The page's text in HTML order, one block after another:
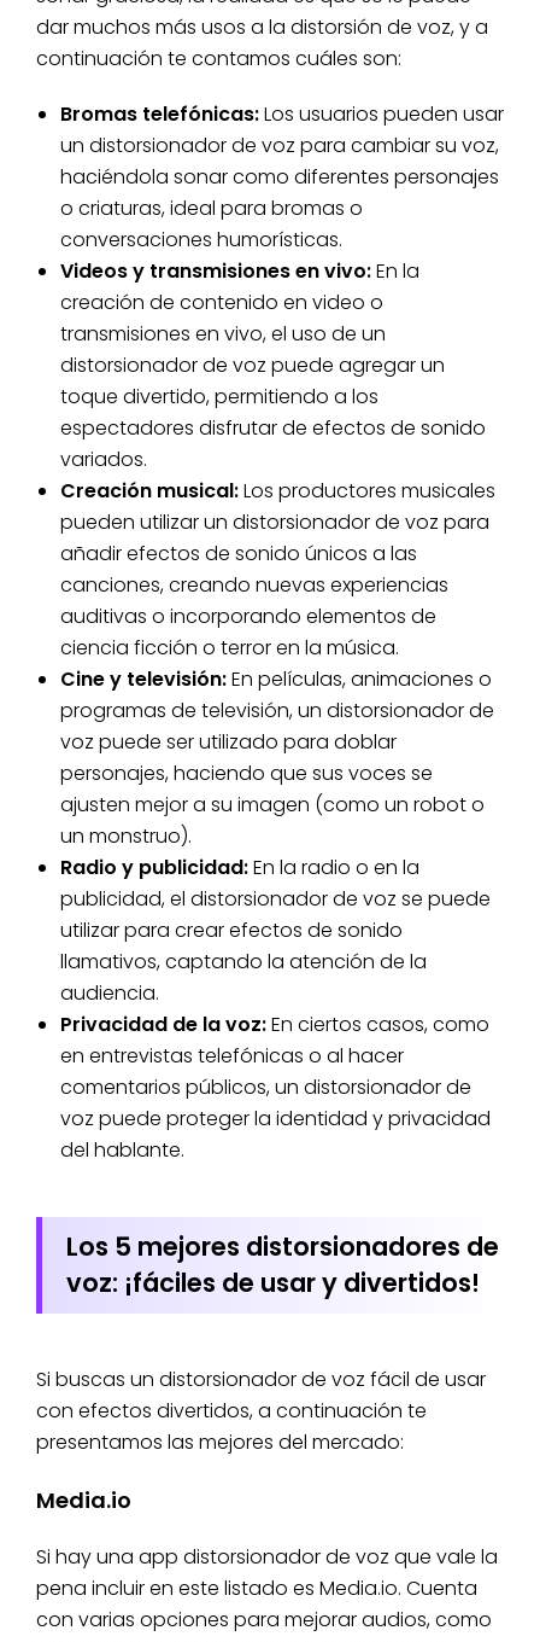
dar muchos más usos a la distorsión de voz, y a
continuación te contamos cuáles son:
Bromas telefónicas:Los usuarios pueden usar
un distorsionador de voz para cambiar su voz,
haciéndola sonar como diferentes personajes
o criaturas, ideal para bromas o
conversaciones humorísticas.
Videos y transmisiones en vivo:En la
creación de contenido en video o
transmisiones en vivo, el uso de un
distorsionador de voz puede agregar un
toque divertido, permitiendo a los
espectadores disfrutar de efectos de sonido
variados.
Creación musical:Los productores musicales
pueden utilizar un distorsionador de voz para
añadir efectos de sonido únicos a las
canciones, creando nuevas experiencias
auditivas o incorporando elementos de
ciencia ficción o terror en la música.
Cine y televisión:En películas, animaciones o
programas de televisión, un distorsionador de
voz puede ser utilizado para doblar
personajes, haciendo que sus voces se
ajusten mejor a su imagen (como un robot o
un monstruo).
Radio y publicidad:En la radio o en la
publicidad, el distorsionador de voz se puede
utilizar para crear efectos de sonido
llamativos, captando la atención de la
audiencia.
Privacidad de la voz:En ciertos casos, como
en entrevistas telefónicas o al hacer
comentarios públicos, un distorsionador de
voz puede proteger la identidad y privacidad
del hablante.
Los 5 mejores distorsionadores de
voz: ¡fáciles de usar y divertidos!
Si buscas un distorsionador de voz fácil de usar
con efectos divertidos, a continuación te
presentamos las mejores del mercado:
Media.io
Si hay una app distorsionador de voz que vale la
pena incluir en este listado es Media.io. Cuenta
con varias opciones para mejorar audios, como